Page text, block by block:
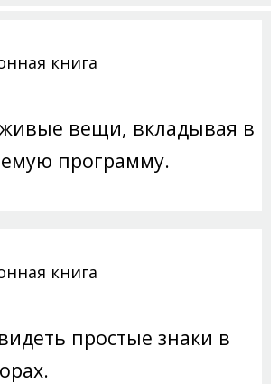
вещи, вкладывая в
программу.
простые знаки в